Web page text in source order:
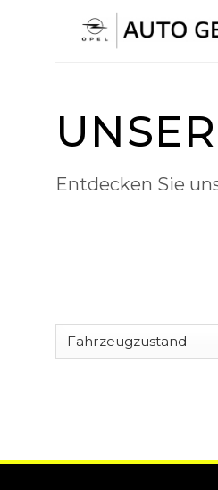
Entdecken Sie